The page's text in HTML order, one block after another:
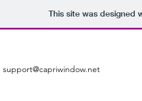
This site was designed
support@capriwindow.net